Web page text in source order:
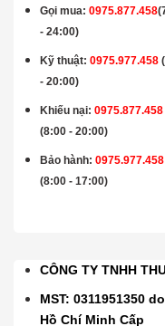
Gọi mua:0975.877.458
- 24:00)
Kỹ thuật:0975.977.458
- 20:00)
Khiếu nại: 0975.877.458
(8:00 - 20:00)
Bảo hành:0975.977.458
(8:00 - 17:00)
CÔNG TY TNHH
MST: 0311951350
Hồ Chí Minh Cấp